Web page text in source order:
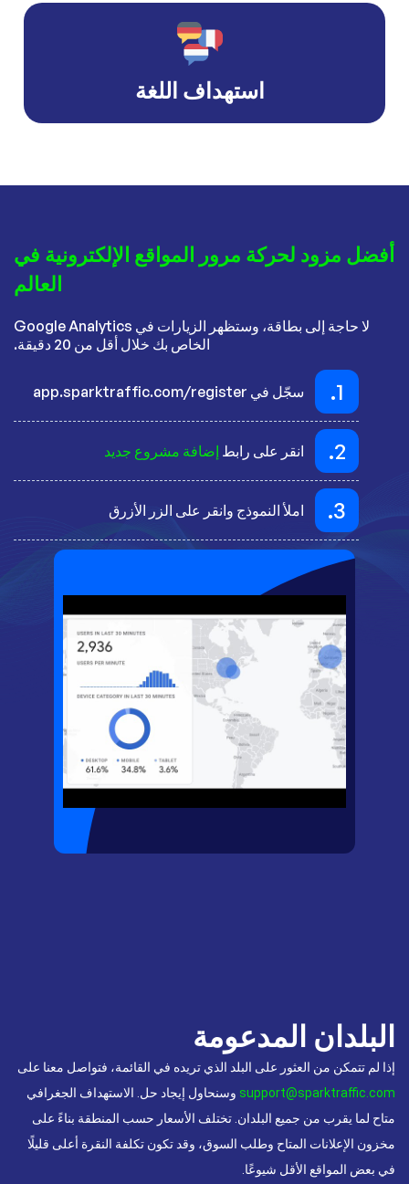
استهداف اللغة
أفضل مزود لحركة مرور المواقع الإلكترونية في
العالم
لا حاجة إلى بطاقة، وستظهر الزيارات في Google Analytics
الخاص بك خلال أقل من 20 دقيقة.
1. سجّل في app.sparktraffic.com/register
2. انقر على رابط إضافة مشروع جديد
3. املأ النموذج وانقر على الزر الأزرق
البلدان المدعومة
إذا لم تتمكن من العثور على البلد الذي تريده في القائمة، فتواصل معنا على
support@sparktraffic.com وسنحاول إيجاد حل. الاستهداف الجغرافي
متاح لما يقرب من جميع البلدان. تختلف الأسعار حسب المنطقة بناءً على
مخزون الإعلانات المتاح وطلب السوق، وقد تكون تكلفة النقرة أعلى قليلًا
في بعض المواقع الأقل شيوعًا.